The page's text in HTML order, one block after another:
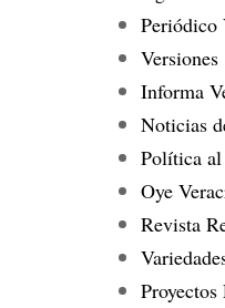
Periódico
Versiones
Informa
Noticias
Política
Oye
Revista